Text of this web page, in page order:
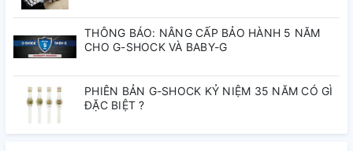
Kỹ thuật số: Giờ, phút, giây, sáng / tối, tháng, ngày, ngày
Độ chính xác: ± 30 giây mỗi tháng
Kích thước vỏ / tổng trọng lượng
Kích thước vỏ: 51,6 × 46,6 × 14,2 mm
Tổng trọng lượng: 161g
THÔNG BÁO: NÂNG CẤP BẢO HÀNH 5 NĂM
CHO G-SHOCK VÀ BABY-G
PHIÊN BẢN G-SHOCK KỶ NIỆM 35 NĂM CÓ GÌ
ĐẶC BIỆT ?